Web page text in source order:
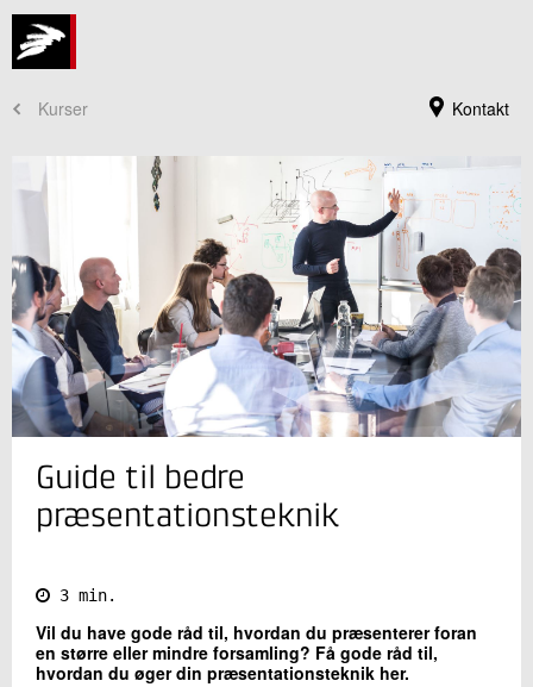
Kontakt
Kurser
+45 72 20 30 00
Send e-mail
Kontakt os
Guide til bedre
præsentationsteknik
3 min.
Vil du have gode råd til, hvordan du præsenterer foran
en større eller mindre forsamling? Få gode råd til,
hvordan du øger din præsentationsteknik her.